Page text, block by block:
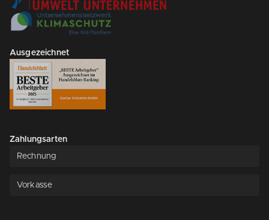
Ausgezeichnet
Zahlungsarten
Rechnung
Vorkasse